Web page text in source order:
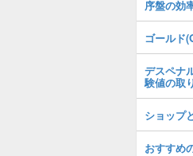
序盤の効
ゴールド
デスペナ
験値の取
ショップ
おすすめ